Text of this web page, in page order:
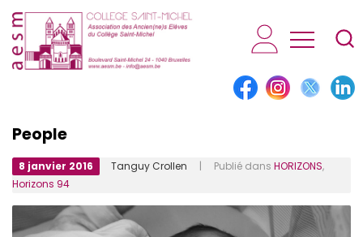
AESM...
People
8 janvier 2016 Tanguy Crollen | Publié dans HORIZONS,
Horizons 94